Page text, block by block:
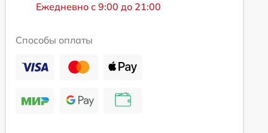
Ежедневно с 9:00 до 21:00
Способы оплаты